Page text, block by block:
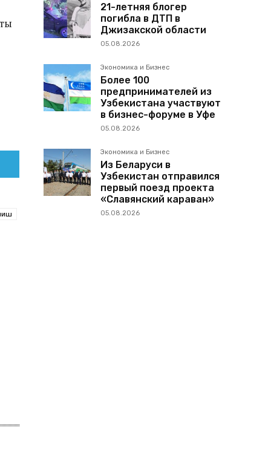
21-летняя блогер
погибла в ДТП в
Джизакской области
05.08.2026
Экономика и Бизнес
Более 100
предпринимателей из
Узбекистана участвуют
в бизнес-форуме в Уфе
05.08.2026
Экономика и Бизнес
Из Беларуси в
Узбекистан отправился
первый поезд проекта
«Славянский караван»
05.08.2026